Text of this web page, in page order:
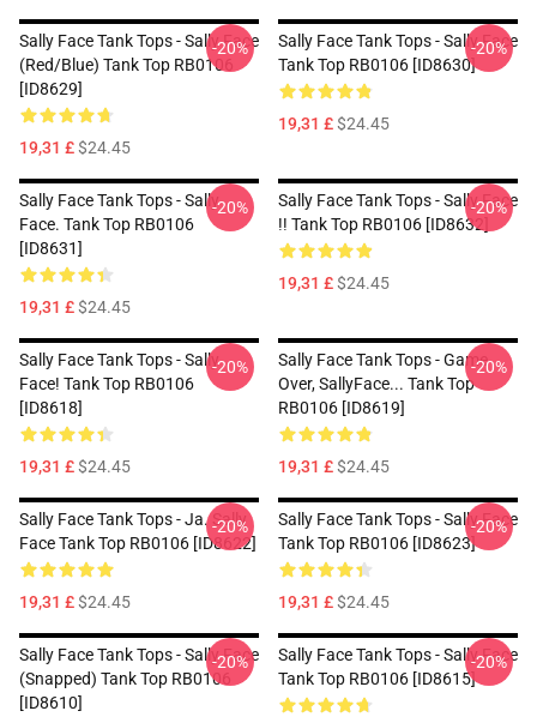
Sally Face Tank Tops - Sally Face
(red/blue) Tank Top RB0106
[ID8629]
19,31 £$24.45
-20%
Sally Face Tank Tops - Sally Face
Tank Top RB0106 [ID8630]
19,31 £$24.45
-20%
Sally Face Tank Tops - Sally
Face. Tank Top RB0106
[ID8631]
19,31 £$24.45
-20%
Sally Face Tank Tops - Sally Face
!! Tank Top RB0106 [ID8632]
19,31 £$24.45
-20%
Sally Face Tank Tops - Sally
Face! Tank Top RB0106
[ID8618]
19,31 £$24.45
-20%
Sally Face Tank Tops - Game
Over, SallyFace... Tank Top
RB0106 [ID8619]
19,31 £$24.45
-20%
Sally Face Tank Tops - Ja. Sally
Face Tank Top RB0106 [ID8622]
19,31 £$24.45
-20%
Sally Face Tank Tops - Sally Face
Tank Top RB0106 [ID8623]
19,31 £$24.45
-20%
Sally Face Tank Tops - Sally Face
(Snapped) Tank Top RB0106
[ID8610]
-20%
Sally Face Tank Tops - Sally Face
Tank Top RB0106 [ID8615]
-20%